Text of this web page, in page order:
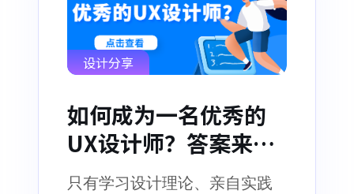
设计分享
如何成为一名优秀的
UX设计师？答案来
了！
只有学习设计理论、亲自实践